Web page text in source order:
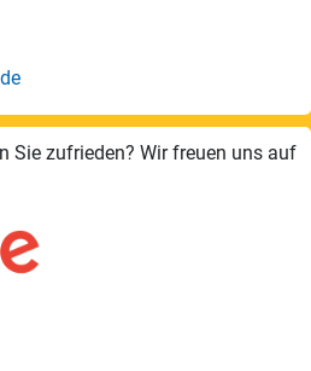
Sie zufrieden? Wir freuen uns auf